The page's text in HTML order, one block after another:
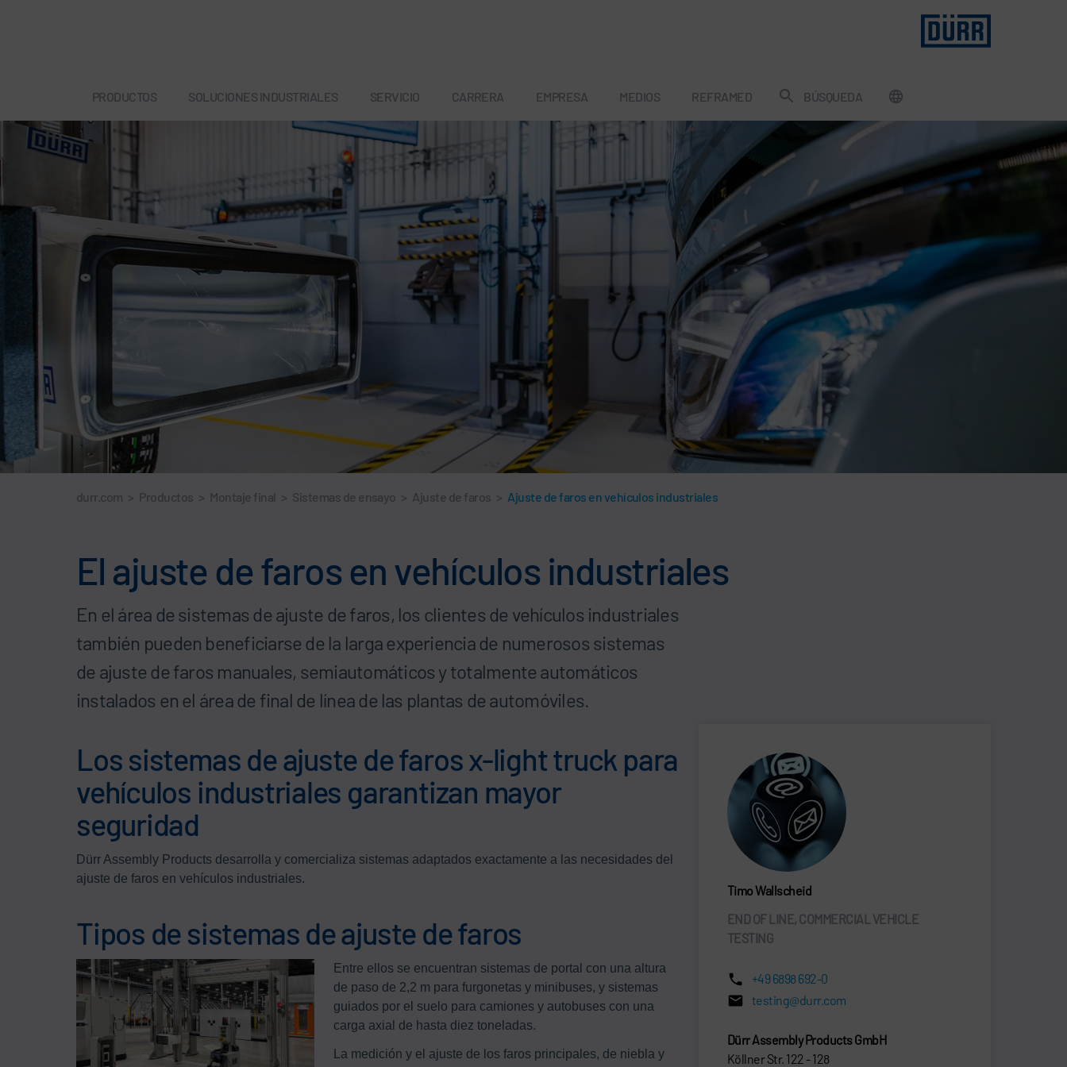
PRODUCTOS SOLUCIONES INDUSTRIALES SERVICIO CARRERA EMPRESA MEDIOS REFRAMED BÚSQUEDA
durr.com > Productos > Montaje final > Sistemas de ensayo > Ajuste de faros > Ajuste de faros en vehículos industriales
El ajuste de faros en vehículos industriales
En el área de sistemas de ajuste de faros, los clientes de vehículos industriales
también pueden beneficiarse de la larga experiencia de numerosos sistemas
de ajuste de faros manuales, semiautomáticos y totalmente automáticos
instalados en el área de final de línea de las plantas de automóviles.
Los sistemas de ajuste de faros x-light truck para
vehículos industriales garantizan mayor
seguridad
Dürr Assembly Products desarrolla y comercializa sistemas adaptados exactamente a las necesidades del
ajuste de faros en vehículos industriales.
Tipos de sistemas de ajuste de faros
Entre ellos se encuentran sistemas de portal con una altura
de paso de 2,2 m para furgonetas y minibuses, y sistemas
guiados por el suelo para camiones y autobuses con una
carga axial de hasta diez toneladas.
La medición y el ajuste de los faros principales, de niebla y
Timo Wallscheid
END OF LINE, COMMERCIAL VEHICLE
TESTING
+49 6898 692-0
testing@durr.com
Dürr Assembly Products GmbH
Köllner Str. 122 - 128